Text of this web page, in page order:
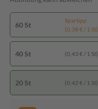
60 St
Spartipp
(0,38 € / 1 St)
40 St (0,43 € / 1 St)
20 St (0,42 € / 1 St)